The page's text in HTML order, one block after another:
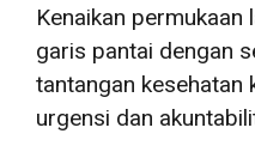
Kenaikan permukaan
garis pantai dengan
tantangan kesehatan
urgensi dan